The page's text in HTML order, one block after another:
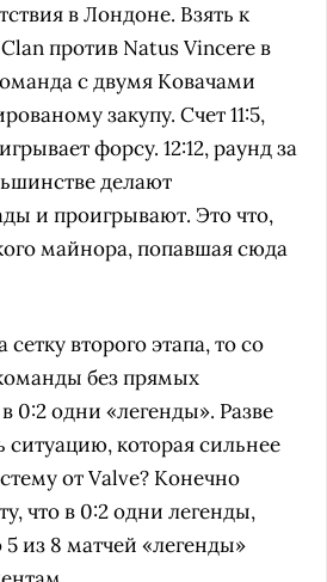
в Лондоне. Взять к
против Natus Vincere в
с двумя Ковачами
закупу. Счет 11:5,
форсу. 12:12, раунд за
делают
и проигрывают. Это что,
майнора, попавшая сюда
второго этапа, то со
без прямых
0:2 одни «легенды». Разве
которая сильнее
от Valve? Конечно
что в 0:2 одни легенды,
5 из 8 матчей «легенды»